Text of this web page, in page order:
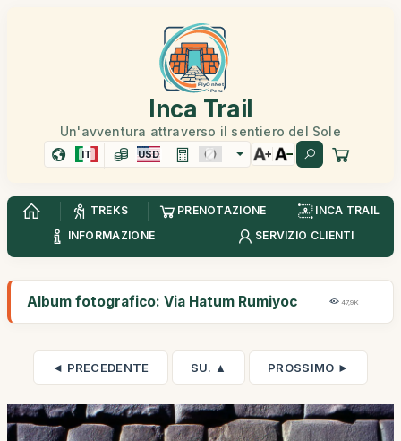
Inca Trail
Un'avventura attraverso il sentiero del Sole
IT USD
TREKS PRENOTAZIONE
INCA TRAIL
INFORMAZIONE
SERVIZIO CLIENTI
Album fotografico: Via Hatum Rumiyoc 47,9K
◄ PRECEDENTE SU. ▲ PROSSIMO ►